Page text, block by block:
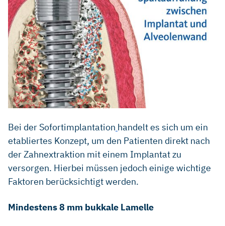
Bei der Sofortimplantation handelt es sich um ein
etabliertes Konzept, um den Patienten direkt nach
der Zahnextraktion mit einem Implantat zu
versorgen. Hierbei müssen jedoch einige wichtige
Faktoren berücksichtigt werden.
Mindestens 8 mm bukkale Lamelle